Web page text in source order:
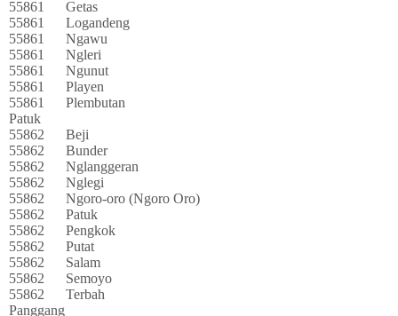
55861
Getas
55861
Logandeng
55861
Ngawu
55861
Ngleri
55861
Ngunut
55861
Playen
55861
Plembutan
Patuk
55862
Beji
55862
Bunder
55862
Nglanggeran
55862
Nglegi
55862
Ngoro-oro (Ngoro Oro)
55862
Patuk
55862
Pengkok
55862
Putat
55862
Salam
55862
Semoyo
55862
Terbah
Panggang